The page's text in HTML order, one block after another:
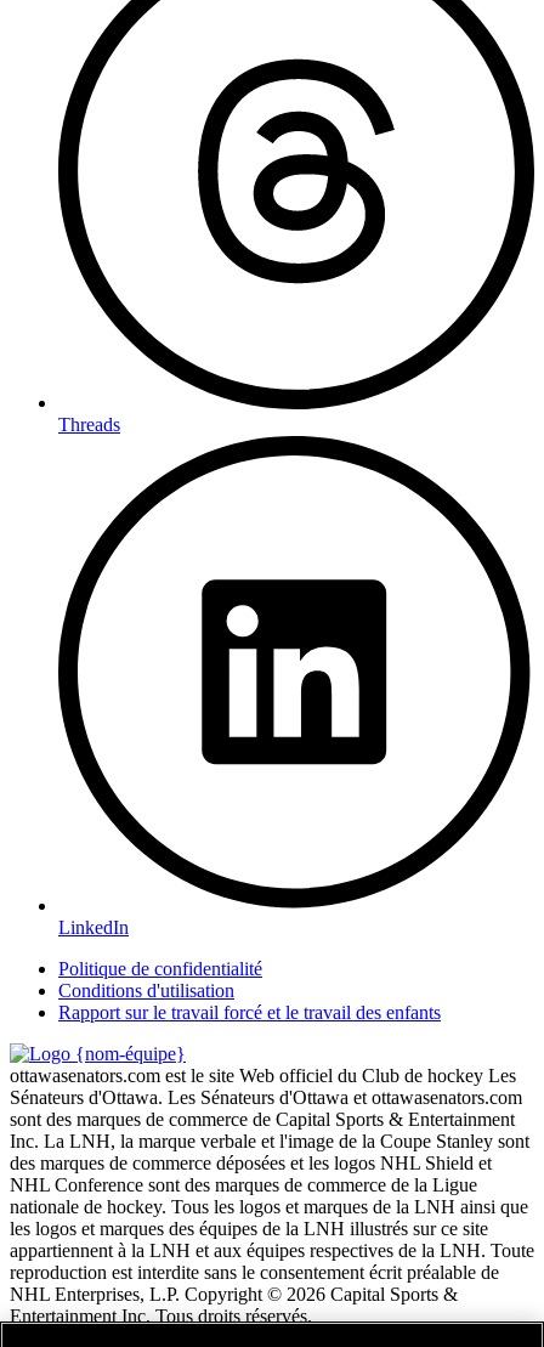
Threads
LinkedIn
Politique de confidentialité
Conditions d'utilisation
Rapport sur le travail forcé et le travail des enfants
ottawasenators.com est le site Web officiel du Club de hockey Les
Sénateurs d'Ottawa. Les Sénateurs d'Ottawa et ottawasenators.com
sont des marques de commerce de Capital Sports & Entertainment
Inc. La LNH, la marque verbale et l'image de la Coupe Stanley sont
des marques de commerce déposées et les logos NHL Shield et
NHL Conference sont des marques de commerce de la Ligue
nationale de hockey. Tous les logos et marques de la LNH ainsi que
les logos et marques des équipes de la LNH illustrés sur ce site
appartiennent à la LNH et aux équipes respectives de la LNH. Toute
reproduction est interdite sans le consentement écrit préalable de
NHL Enterprises, L.P. Copyright © 2026 Capital Sports &
Entertainment Inc. Tous droits réservés.